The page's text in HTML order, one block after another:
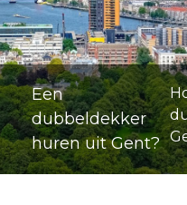
Een
dubbeldekker
huren uit Gent?